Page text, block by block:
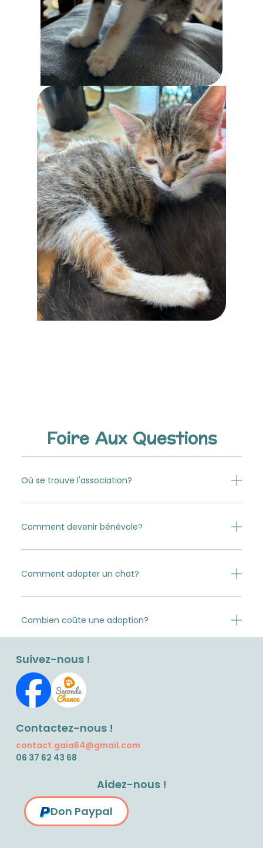
Foire Aux Questions
Où se trouve l'association?
Comment devenir bénévole?
Comment adopter un chat?
Combien coûte une adoption?
Suivez-nous !
Contactez-nous !
contact.gaia64@gmail.com
06 37 62 43 68
Aidez-nous !
Don Paypal